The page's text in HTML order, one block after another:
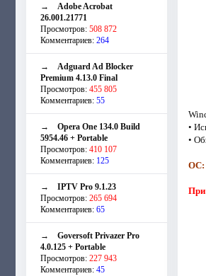
→ Adobe Acrobat
26.001.21771
Просмотров: 508 872
Комментариев: 264
→ Adguard Ad Blocker
Premium 4.13.0 Final
Просмотров: 455 805
Комментариев: 55
→ Opera One 134.0 Build
5954.46 + Portable
Просмотров: 410 107
Комментариев: 125
→ IPTV Pro 9.1.23
Просмотров: 265 694
Комментариев: 65
→ Goversoft Privazer Pro
4.0.125 + Portable
Просмотров: 227 943
Комментариев: 45
•
•
ОС:
При